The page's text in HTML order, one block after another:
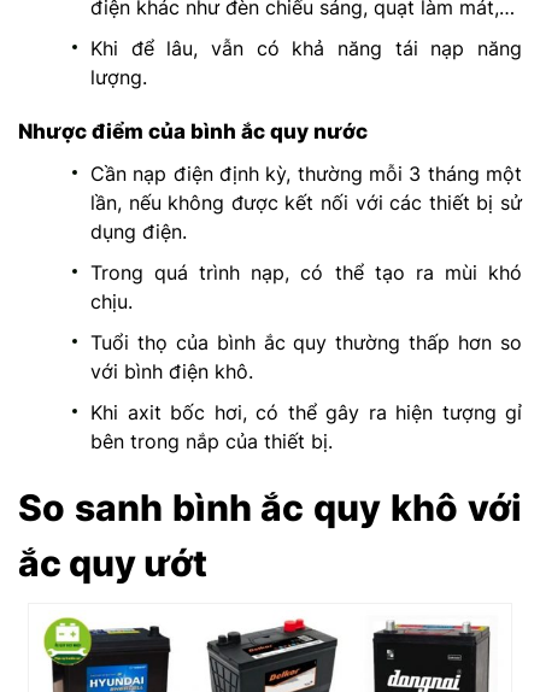
điện khác như đèn chiếu sáng, quạt làm mát,…
Khi để lâu, vẫn có khả năng tái nạp năng
lượng.
Nhược điểm của bình ắc quy nước
Cần nạp điện định kỳ, thường mỗi 3 tháng một
lần, nếu không được kết nối với các thiết bị sử
dụng điện.
Trong quá trình nạp, có thể tạo ra mùi khó
chịu.
Tuổi thọ của bình ắc quy thường thấp hơn so
với bình điện khô.
Khi axit bốc hơi, có thể gây ra hiện tượng gỉ
bên trong nắp của thiết bị.
So sanh bình ắc quy khô với
ắc quy ướt